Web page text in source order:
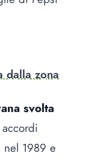
dalla zona
svolta
nel 1989 e